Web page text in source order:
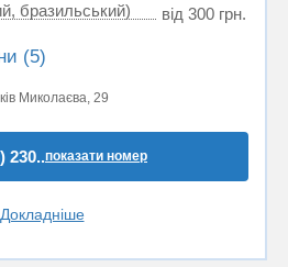
бразильський) від 300 грн.
(5)
Миколаєва, 29
230..показати номер
Докладніше